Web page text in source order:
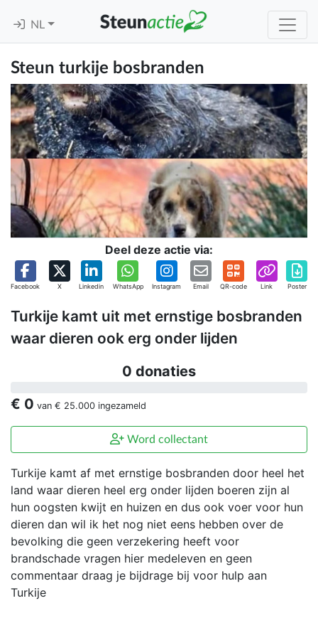
NL
Steun turkije bosbranden
Deel deze actie via:
Facebook X Linkedin WhatsApp Instagram Email QR-code Link Poster
Turkije kamt uit met ernstige bosbranden
waar dieren ook erg onder lijden
0 donaties
€ 0 van € 25.000 ingezameld
Word collectant
Turkije kamt af met ernstige bosbranden door heel het
land waar dieren heel erg onder lijden boeren zijn al
hun oogsten kwijt en huizen en dus ook voer voor hun
dieren dan wil ik het nog niet eens hebben over de
bevolking die geen verzekering heeft voor
brandschade vragen hier medeleven en geen
commentaar draag je bijdrage bij voor hulp aan
Turkije